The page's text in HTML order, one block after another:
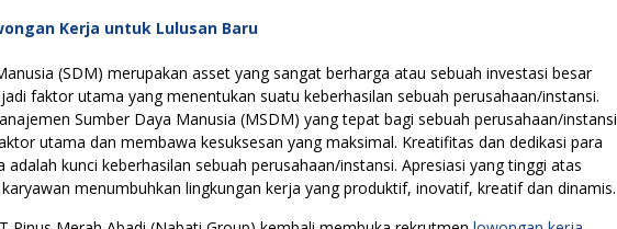
Kerja untuk Lulusan Baru
(SDM) merupakan asset yang sangat berharga atau sebuah investasi besar
faktor utama yang menentukan suatu keberhasilan sebuah perusahaan/instansi.
Sumber Daya Manusia (MSDM) yang tepat bagi sebuah perusahaan/instansi
utama dan membawa kesuksesan yang maksimal. Kreatifitas dan dedikasi para
adalah kunci keberhasilan sebuah perusahaan/instansi. Apresiasi yang tinggi atas
menumbuhkan lingkungan kerja yang produktif, inovatif, kreatif dan dinamis.